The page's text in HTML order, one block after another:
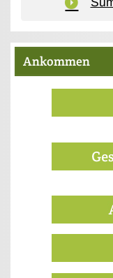
Ankommen